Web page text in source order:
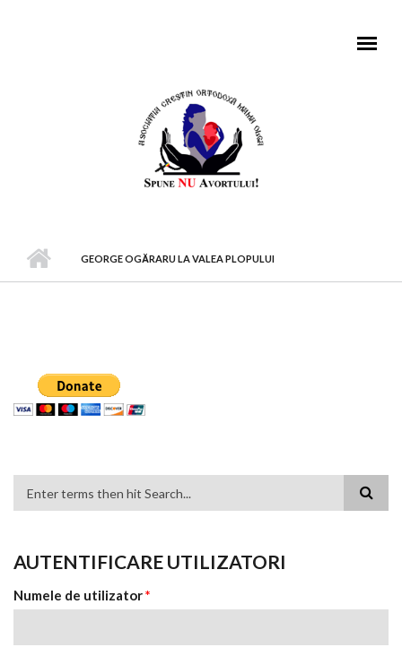
MENIU PRINCIPAL
GEORGE OGĂRARU LA VALEA PLOPULUI
FORMULAR DE CĂUTARE
AUTENTIFICARE UTILIZATORI
Numele de utilizator*